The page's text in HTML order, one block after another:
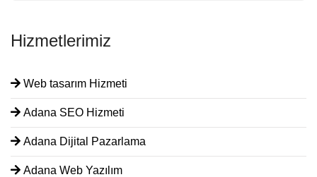
Hizmetlerimiz
Web tasarım Hizmeti
Adana SEO Hizmeti
Adana Dijital Pazarlama
Adana Web Yazılım